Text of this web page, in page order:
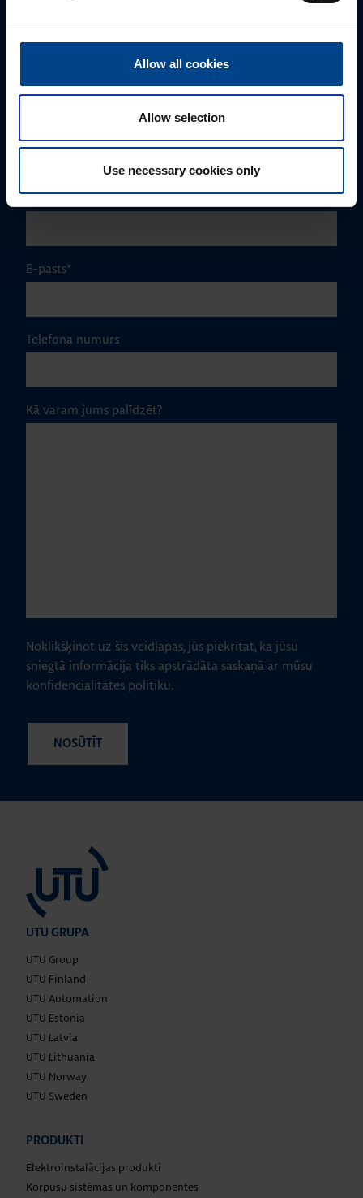
Allow all cookies
Allow selection
Use necessary cookies only
Uzņēmums
E-pasts*
Telefona numurs
Kā varam jums palīdzēt?
Noklikšķinot uz šīs veidlapas, jūs piekrītat, ka jūsu
sniegtā informācija tiks apstrādāta saskaņā ar mūsu
konfidencialitātes politiku.
UTU GRUPA
UTU Group
UTU Finland
UTU Automation
UTU Estonia
UTU Latvia
UTU Lithuania
UTU Norway
UTU Sweden
PRODUKTI
Elektroinstalācijas produkti
Korpusu sistēmas un komponentes